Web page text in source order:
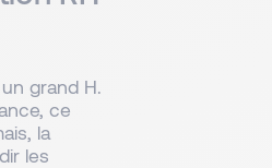
grand H.
ce
la
les